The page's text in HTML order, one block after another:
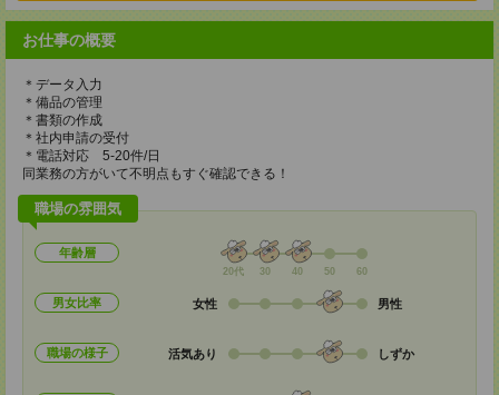
お仕事の概要
＊データ入力
＊備品の管理
＊書類の作成
＊社内申請の受付
＊電話対応 5-20件/日
同業務の方がいて不明点もすぐ確認できる！
職場の雰囲気
年齢層
20代 30 40 50 60
男女比率 女性 男性
職場の様子 活気あり しずか